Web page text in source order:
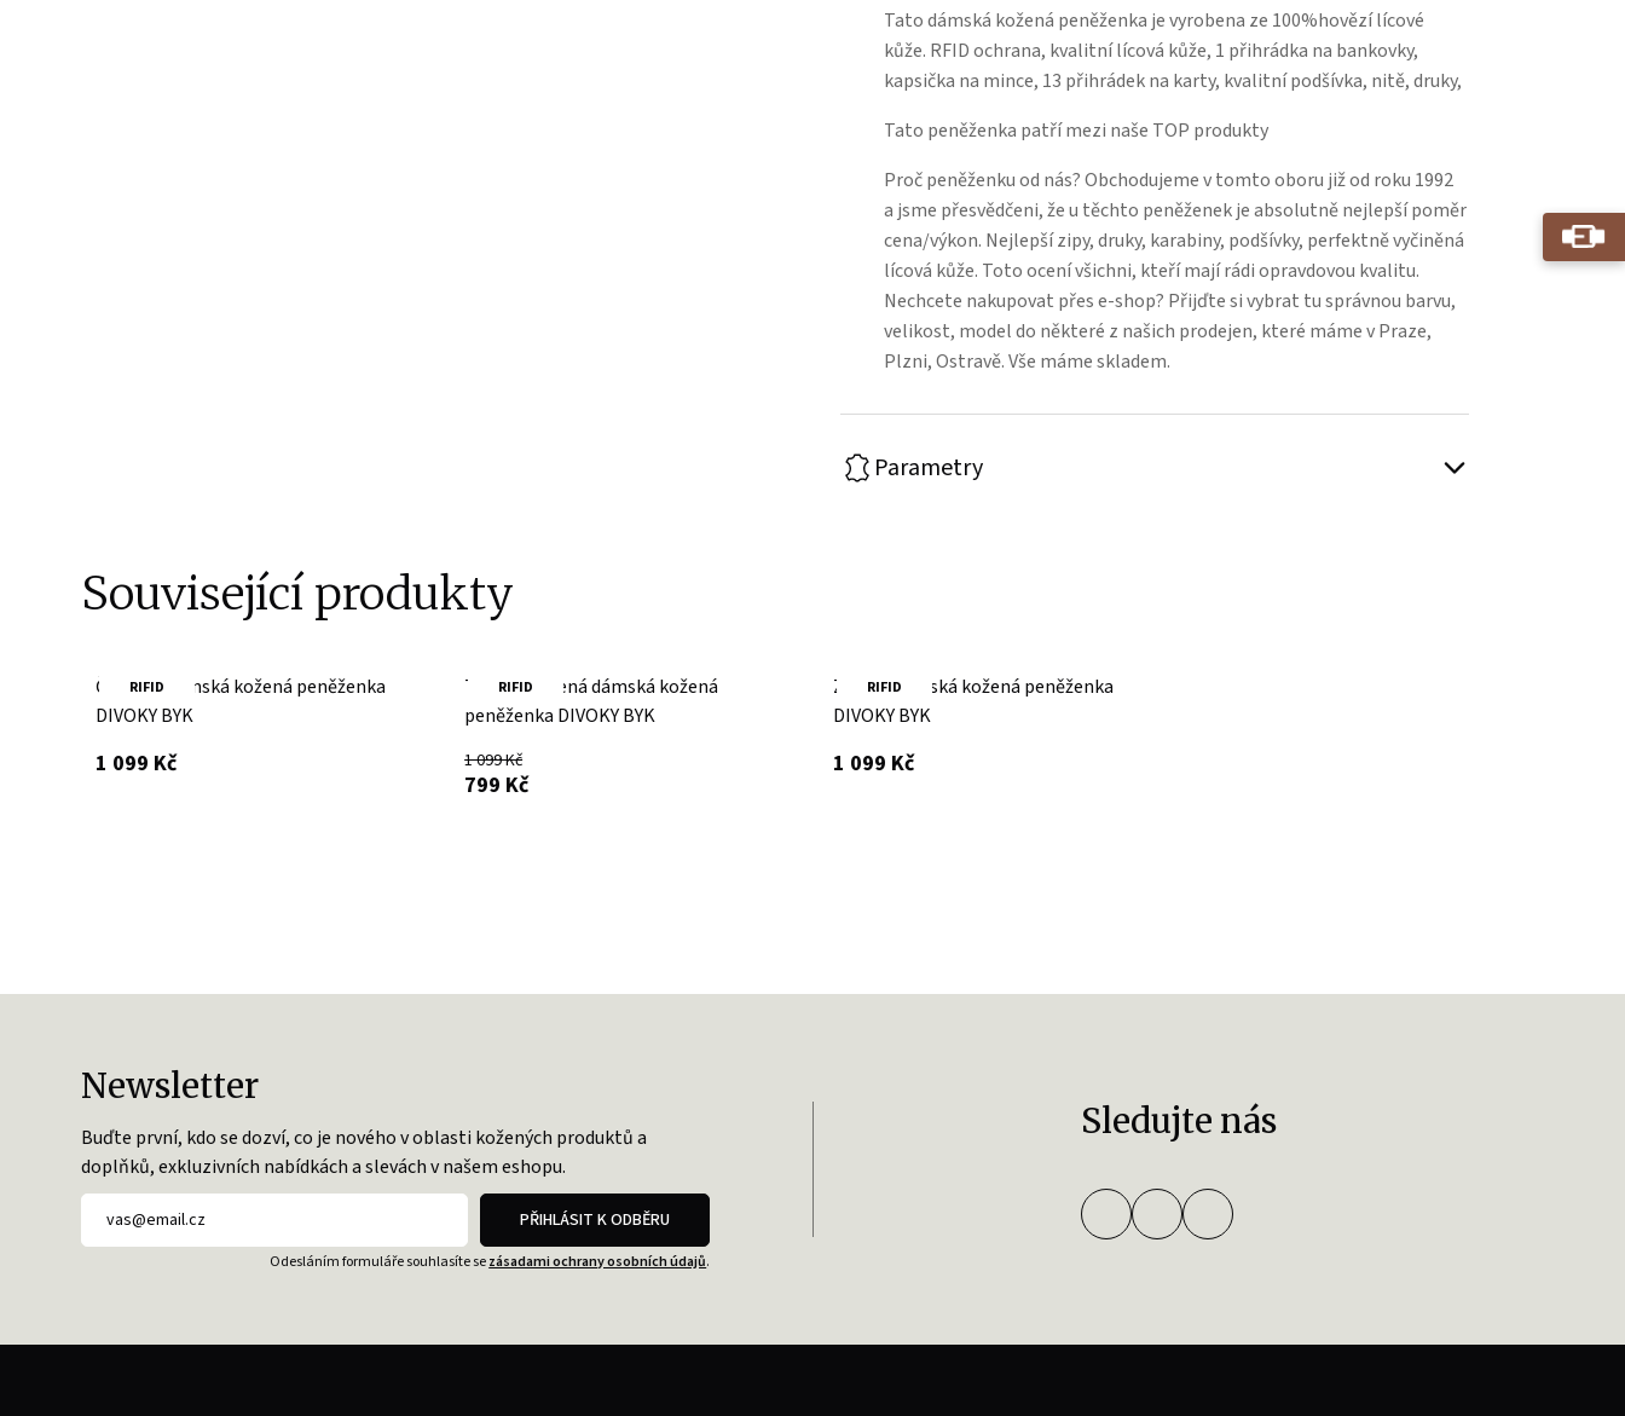
Tato dámská kožená peněženka je vyrobena ze 100%hovězí lícové
kůže. RFID ochrana, kvalitní lícová kůže, 1 přihrádka na bankovky,
kapsička na mince, 13 přihrádek na karty, kvalitní podšívka, nitě, druky,
Tato peněženka patří mezi naše TOP produkty
Proč peněženku od nás? Obchodujeme v tomto oboru již od roku 1992
a jsme přesvědčeni, že u těchto peněženek je absolutně nejlepší poměr
cena/výkon. Nejlepší zipy, druky, karabiny, podšívky, perfektně vyčiněná
lícová kůže. Toto ocení všichni, kteří mají rádi opravdovou kvalitu.
Nechcete nakupovat přes e-shop? Přijďte si vybrat tu správnou barvu,
velikost, model do některé z našich prodejen, které máme v Praze,
Plzni, Ostravě. Vše máme skladem.
Parametry
Související produkty
RIFID
Červená dámská kožená peněženka
DIVOKY BYK
1 099 Kčs DPH
RIFID
Tmavě červená dámská kožená
peněženka DIVOKY BYK
1 099 Kč
799 Kčs DPH
RIFID
Zelená dámská kožená peněženka
DIVOKY BYK
1 099 Kčs DPH
Newsletter
Buďte první, kdo se dozví, co je nového v oblasti kožených produktů a
doplňků, exkluzivních nabídkách a slevách v našem eshopu.
PŘIHLÁSIT K ODBĚRU
Odesláním formuláře souhlasíte sezásadami ochrany osobních údajů.
Sledujte nás